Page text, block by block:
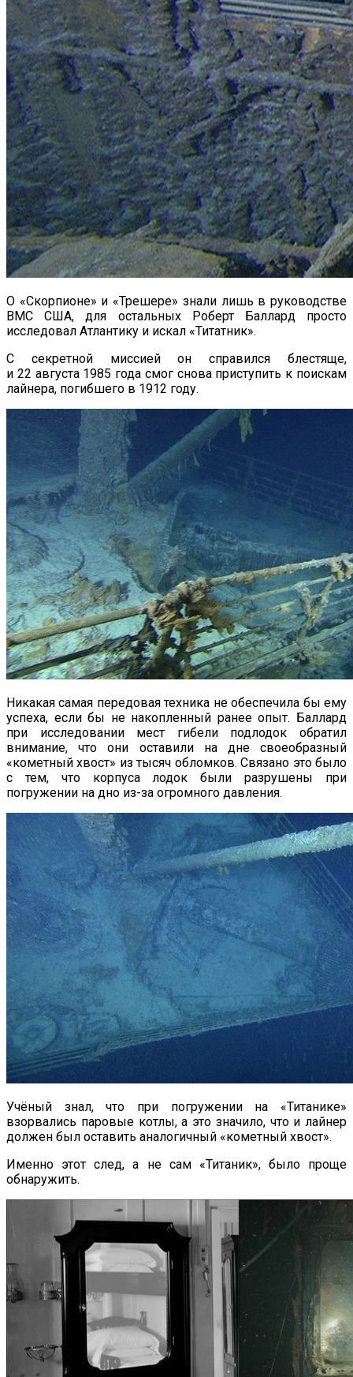
О «Скорпионе» и «Трешере» знали лишь в руководстве
ВМС США, для остальных Роберт Баллард просто
исследовал Атлантику и искал «Титатник».
С секретной миссией он справился блестяще,
и 22 августа 1985 года смог снова приступить к поискам
лайнера, погибшего в 1912 году.
Никакая самая передовая техника не обеспечила бы ему
успеха, если бы не накопленный ранее опыт. Баллард
при исследовании мест гибели подлодок обратил
внимание, что они оставили на дне своеобразный
«кометный хвост» из тысяч обломков. Связано это было
с тем, что корпуса лодок были разрушены при
погружении на дно из-за огромного давления.
Учёный знал, что при погружении на «Титанике»
взорвались паровые котлы, а это значило, что и лайнер
должен был оставить аналогичный «кометный хвост».
Именно этот след, а не сам «Титаник», было проще
обнаружить.